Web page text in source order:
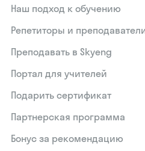
Наш подход к обучению
Репетиторы и
Преподавать в Skyeng
Портал для учителей
Подарить сертификат
Партнерская программа
Бонус за рекомендацию